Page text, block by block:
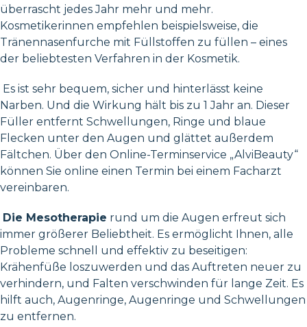
überrascht jedes Jahr mehr und mehr.
Kosmetikerinnen empfehlen beispielsweise, die
Tränennasenfurche mit Füllstoffen zu füllen – eines
der beliebtesten Verfahren in der Kosmetik.
Es ist sehr bequem, sicher und hinterlässt keine
Narben. Und die Wirkung hält bis zu 1 Jahr an. Dieser
Füller entfernt Schwellungen, Ringe und blaue
Flecken unter den Augen und glättet außerdem
Fältchen. Über den Online-Terminservice „AlviBeauty“
können Sie online einen Termin bei einem Facharzt
vereinbaren.
Die Mesotherapie rund um die Augen erfreut sich
immer größerer Beliebtheit. Es ermöglicht Ihnen, alle
Probleme schnell und effektiv zu beseitigen:
Krähenfüße loszuwerden und das Auftreten neuer zu
verhindern, und Falten verschwinden für lange Zeit. Es
hilft auch, Augenringe, Augenringe und Schwellungen
zu entfernen.